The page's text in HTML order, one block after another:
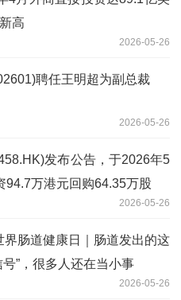
高
2026-05-26
聘任王明超为副总裁
2026-05-26
发布公告，于2026年5
94.7万港元回购64.35万股
2026-05-26
界肠道健康日｜肠道发出的这
号”，很多人还在当小事
2026-05-26